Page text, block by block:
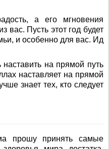
а его мгновения
вас. Пусть этот год будет
и особенно для вас. Ид
на прямой путь
наставляет на прямой
знает тех, кто следует
прошу принять самые